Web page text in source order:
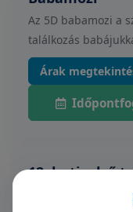
Az 5D babamozi a
találkozás
Árak
12. heti, első